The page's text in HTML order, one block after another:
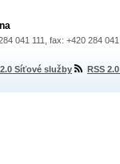
041 111, fax: +420 284
2.0 Síťové služby RSS